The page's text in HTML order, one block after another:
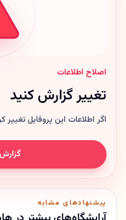
اصلاح اطلاعات
تغییر گزارش کنید
اگر اطلاعات این پروفایل
پیشنهادهای مشابه